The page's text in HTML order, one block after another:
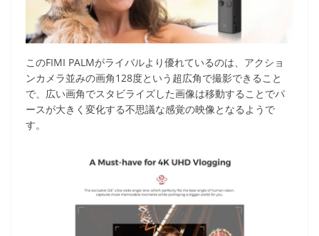
このFIMI PALMがライバルより優れているのは、アクショ
ンカメラ並みの画角128度という超広角で撮影できること
で、広い画角でスタビライズした画像は移動することでパ
ースが大きく変化する不思議な感覚の映像となるようで
す。